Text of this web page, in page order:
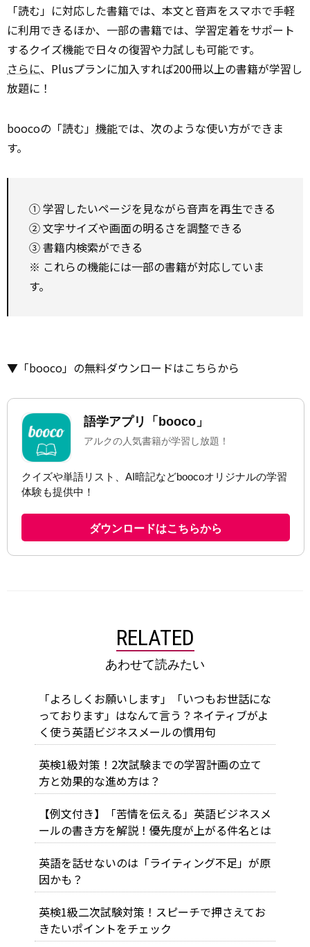
「読む」に対応した書籍では、本文と音声をスマホで手軽
に利用できるほか、一部の書籍では、学習定着をサポート
するクイズ機能で日々の復習や力試しも可能です。
さらに、Plusプランに加入すれば200冊以上の書籍が学習し
放題に！
boocoの「読む」 機能では、次のような使い方ができま
す。
① 学習したいページを見ながら音声を再生できる
② 文字サイズや画面の明るさを調整できる
③ 書籍内検索ができる
※ これらの機能には一部の書籍が対応していま
す。
▼「booco」の無料ダウンロードはこちらから
RELATED
あわせて読みたい
「よろしくお願いします」「いつもお世話にな
っております」はなんて言う？ネイティブがよ
く使う英語ビジネスメールの慣用句
英検1級対策！2次試験までの学習計画の立て
方と効果的な進め方は？
【例文付き】「苦情を伝える」英語ビジネスメ
ールの書き方を解説！優先度が上がる件名とは
英語を話せないのは「ライティング不足」が原
因かも？
英検1級二次試験対策！スピーチで押さえてお
きたいポイントをチェック